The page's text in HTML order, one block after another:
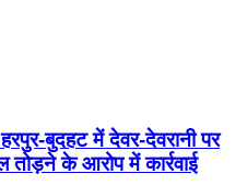
बुदहट में देवर-देवरानी पर
के आरोप में कार्रवाई